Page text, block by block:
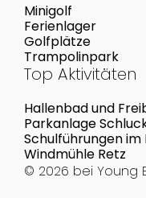
Minigolf
Ferienlager
Golfplätze
Trampolinpark
Top Aktivitäten
Hallenbad und
Parkanlage
Schulführungen
Museum
Windmühle Retz
© 2026 bei Young